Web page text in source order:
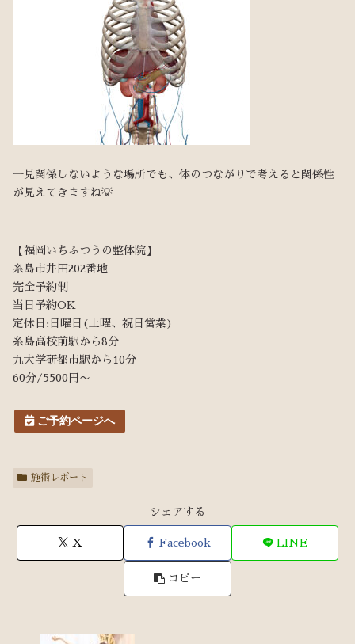
一見関係しないような場所でも、体のつながりで考えると関係性
が見えてきますね💡
【福岡いちふつうの整体院】
糸島市井田202番地
完全予約制
当日予約OK
定休日:日曜日(土曜、祝日営業)
糸島高校前駅から8分
九大学研都市駅から10分
60分/5500円〜
ご予約ページへ
施術レポート
シェアする
X Facebook LINE
コピー